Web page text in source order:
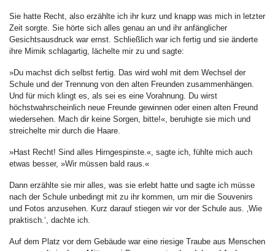
Sie hatte Recht, also erzählte ich ihr kurz und knapp was mich in letzter
Zeit sorgte. Sie hörte sich alles genau an und ihr anfänglicher
Gesichtsausdruck war ernst. Schließlich war ich fertig und sie änderte
ihre Mimik schlagartig, lächelte mir zu und sagte:
»Du machst dich selbst fertig. Das wird wohl mit dem Wechsel der
Schule und der Trennung von den alten Freunden zusammenhängen.
Und für mich klingt es, als sei es eine Vorahnung. Du wirst
höchstwahrscheinlich neue Freunde gewinnen oder einen alten Freund
wiedersehen. Mach dir keine Sorgen, bitte!«, beruhigte sie mich und
streichelte mir durch die Haare.
»Hast Recht! Sind alles Hirngespinste.«, sagte ich, fühlte mich auch
etwas besser, »Wir müssen bald raus.«
Dann erzählte sie mir alles, was sie erlebt hatte und sagte ich müsse
nach der Schule unbedingt mit zu ihr kommen, um mir die Souvenirs
und Fotos anzusehen. Kurz darauf stiegen wir vor der Schule aus. ‚Wie
praktisch.‘, dachte ich.
Auf dem Platz vor dem Gebäude war eine riesige Traube aus Menschen